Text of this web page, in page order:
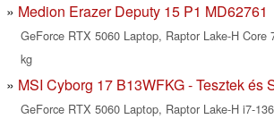
Medion Erazer Deputy 15 P1 MD62761
GeForce RTX 5060 Laptop, Raptor Lake-H Core
kg
MSI Cyborg 17 B13WFKG - Tesztek és
GeForce RTX 5060 Laptop, Raptor Lake-H i7-